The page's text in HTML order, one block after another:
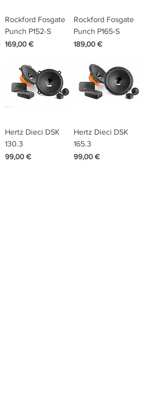
Rockford Fosgate
Punch P152-S
Preis
169,00 €
Rockford Fosgate
Punch P165-S
Preis
189,00 €
Hertz Dieci DSK
130.3
Preis
99,00 €
Hertz Dieci DSK
165.3
Preis
99,00 €